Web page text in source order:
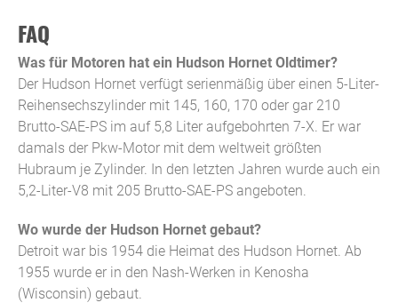
FAQ
Was für Motoren hat ein Hudson Hornet Oldtimer?
Der Hudson Hornet verfügt serienmäßig über einen 5-Liter-
Reihensechszylinder mit 145, 160, 170 oder gar 210
Brutto-SAE-PS im auf 5,8 Liter aufgebohrten 7-X. Er war
damals der Pkw-Motor mit dem weltweit größten
Hubraum je Zylinder. In den letzten Jahren wurde auch ein
5,2-Liter-V8 mit 205 Brutto-SAE-PS angeboten.
Wo wurde der Hudson Hornet gebaut?
Detroit war bis 1954 die Heimat des Hudson Hornet. Ab
1955 wurde er in den Nash-Werken in Kenosha
(Wisconsin) gebaut.